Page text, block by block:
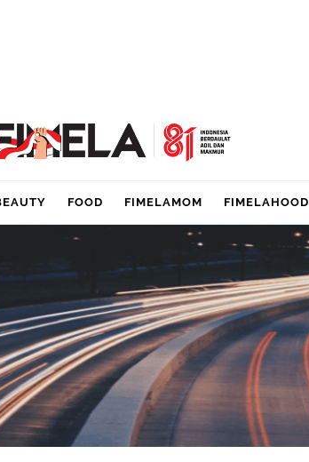
FOOD FIMELAMOM FIMELAHOOD